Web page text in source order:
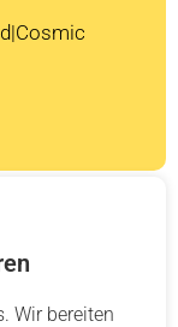
Wir bereiten